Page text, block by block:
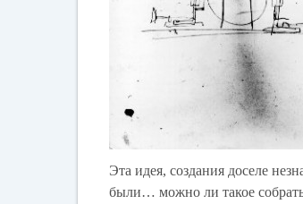
Эта идея, создания доселе
были… можно ли такое